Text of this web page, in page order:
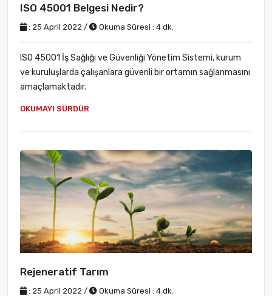
ISO 45001 Belgesi Nedir?
: 25 April 2022 / Okuma Süresi : 4 dk.
ISO 45001 İş Sağlığı ve Güvenliği Yönetim Sistemi, kurum
ve kuruluşlarda çalışanlara güvenli bir ortamın sağlanmasını
amaçlamaktadır.
OKUMAYI SÜRDÜR
Rejeneratif Tarım
: 25 April 2022 / Okuma Süresi : 4 dk.